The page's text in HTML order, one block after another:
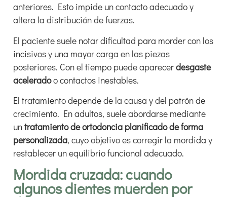
anteriores. Esto impide un contacto adecuado y
altera la distribución de fuerzas.
El paciente suele notar dificultad para morder con los
incisivos y una mayor carga en las piezas
posteriores. Con el tiempo puede aparecerdesgaste
aceleradoo contactos inestables.
El tratamiento depende de la causa y del patrón de
crecimiento. En adultos, suele abordarse mediante
untratamiento de ortodoncia planificado de forma
personalizada, cuyo objetivo es corregir la mordida y
restablecer un equilibrio funcional adecuado.
Mordida cruzada: cuando
algunos dientes muerden por